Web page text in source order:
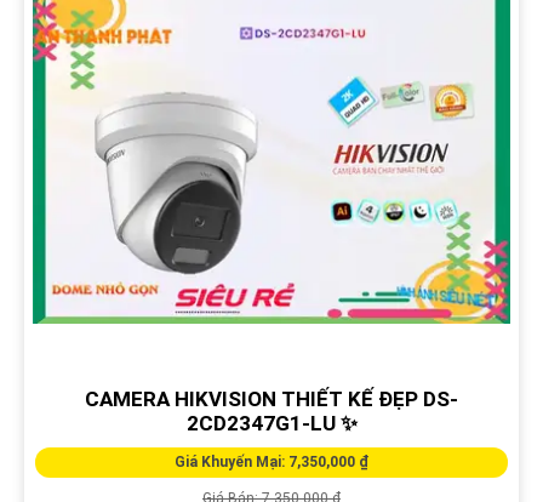
CAMERA HIKVISION THIẾT KẾ ĐẸP DS-
2CD2347G1-LU ✨
Giá Khuyến Mại: 7,350,000 ₫
Giá Bán: 7,350,000 ₫